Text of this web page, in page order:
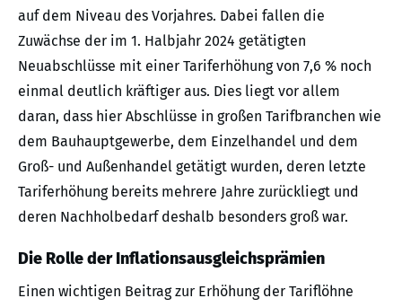
auf dem Niveau des Vorjahres. Dabei fallen die
Zuwächse der im 1. Halbjahr 2024 getätigten
Neuabschlüsse mit einer Tariferhöhung von 7,6 % noch
einmal deutlich kräftiger aus. Dies liegt vor allem
daran, dass hier Abschlüsse in großen Tarifbranchen wie
dem Bauhauptgewerbe, dem Einzelhandel und dem
Groß- und Außenhandel getätigt wurden, deren letzte
Tariferhöhung bereits mehrere Jahre zurückliegt und
deren Nachholbedarf deshalb besonders groß war.
Die Rolle der Inflationsausgleichsprämien
Einen wichtigen Beitrag zur Erhöhung der Tariflöhne